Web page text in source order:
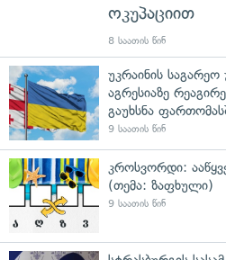
ოკუპაციით
8 საათის წინ
უკრაინის
აგრესიაზე
გაუხსნა
9 საათის წინ
კროსვორდი:
(თემა: ზაფხული)
9 საათის წინ